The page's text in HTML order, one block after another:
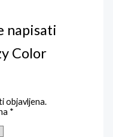
napisati
Color
objavljena.
*